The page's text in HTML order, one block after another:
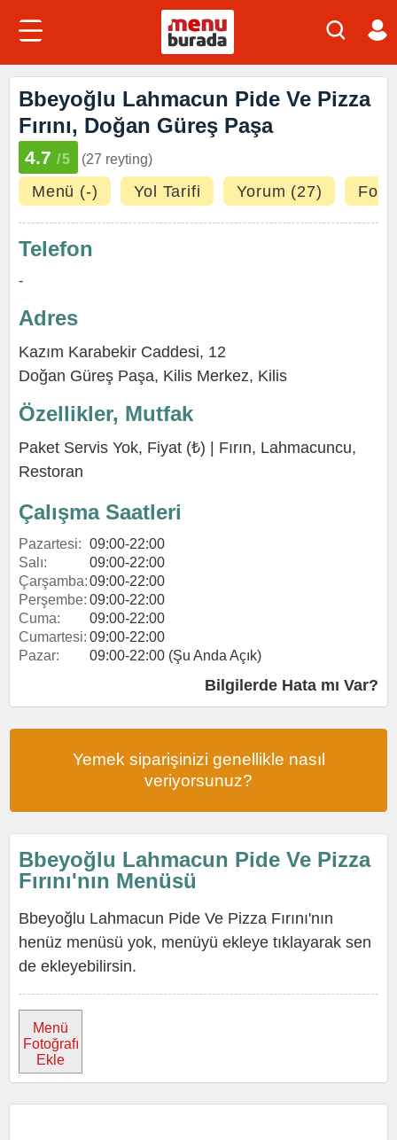
Bbeyoğlu Lahmacun Pide Ve Pizza
Fırını, Doğan Güreş Paşa
4.7 /5 (27 reyting)
Menü (-) Yol Tarifi Yorum (27)
Telefon
-
Adres
Kazım Karabekir Caddesi, 12
Doğan Güreş Paşa, Kilis Merkez, Kilis
Özellikler, Mutfak
Paket Servis Yok, Fiyat (₺) | Fırın, Lahmacuncu,
Restoran
Çalışma Saatleri
Pazartesi: 09:00-22:00
Salı:
09:00-22:00
Çarşamba:09:00-22:00
Perşembe: 09:00-22:00
Cuma:
09:00-22:00
Cumartesi: 09:00-22:00
Pazar:
09:00-22:00 (Şu Anda Açık)
Bilgilerde Hata mı Var?
Yemek siparişinizi genellikle nasıl
veriyorsunuz?
Bbeyoğlu Lahmacun Pide Ve Pizza
Fırını'nın Menüsü
Bbeyoğlu Lahmacun Pide Ve Pizza Fırını'nın
henüz menüsü yok, menüyü ekleye tıklayarak sen
de ekleyebilirsin.
Menü
Fotoğrafı
Ekle